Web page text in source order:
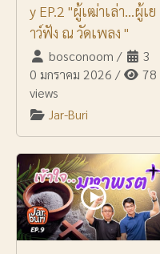
y EP.2 "ผู้เฒ่าเล่า...ผู้เย
าว์ฟัง ณ วัดเพลง "
bosconoom /
3
0 มกราคม 2026 /
78
views
Jar-Buri